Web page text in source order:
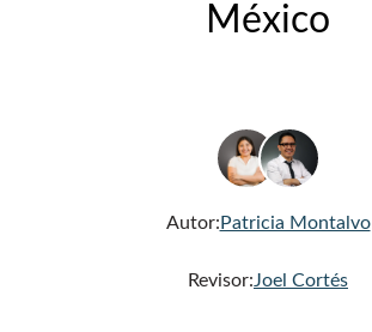
México
Autor: Patricia Montalvo
Revisor:Joel Cortés